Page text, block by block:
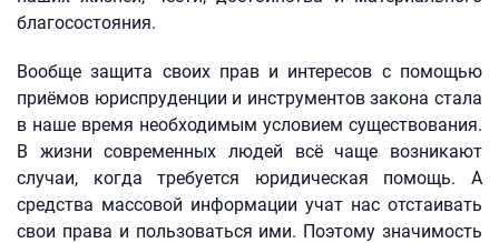
благосостояния.
Вообще защита своих прав и интересов с помощью
приёмов юриспруденции и инструментов закона стала
в наше время необходимым условием существования.
В жизни современных людей всё чаще возникают
случаи, когда требуется юридическая помощь. А
средства массовой информации учат нас отстаивать
свои права и пользоваться ими. Поэтому значимость